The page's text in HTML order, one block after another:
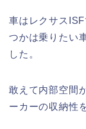
車はレクサス
つかは乗りたい
した。
敢えて内部空間
ーカーの収納性